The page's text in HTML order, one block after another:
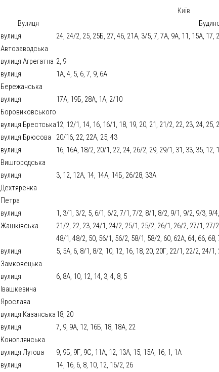
Київ
Вулиця
вулиця
Автозаводська
24, 24/2, 25, 25Б, 27, 46, 21А, 3/5, 7, 7А, 9А, 11, 15А, 17,
вулиця Агрегатна 2, 9
вулиця
Бережанська
1А, 4, 5, 6, 7, 9, 6А
вулиця
Боровиковського
17А, 19Б, 28А, 1А, 2/10
вулиця Брестська12, 12/1, 14, 16, 16/1, 18, 19, 20, 21, 21/2, 22, 23, 24,
вулиця Брюсова
20/16, 22, 22А, 25, 43
вулиця
Вишгородська
16, 16А, 18/2, 20/1, 22, 24, 26/2, 29, 29/1, 31, 33, 35, 12,
вулиця
Дехтяренка
Петра
3, 12, 12А, 14, 14А, 14Б, 26/28, 33А
вулиця
Жашківська
1, 3/1, 3/2, 5, 6/1, 6/2, 7/1, 7/2, 8/1, 8/2, 9/1, 9/2, 9/3, 9/
21/2, 22, 23, 24/1, 24/2, 25/1, 25/2, 26/1, 26/2, 27/1, 27/
48/1, 48/2, 50, 56/1, 56/2, 58/1, 58/2, 60, 62А, 64, 66, 68,
вулиця
Замковецька
5, 5А, 6, 8/1, 8/2, 10, 12, 16, 18, 20, 20Г, 22/1, 22/2, 24/
вулиця
Івашкевича
Ярослава
6, 8А, 10, 12, 14, 3, 4, 8, 5
вулиця Казанська18, 20
вулиця
Коноплянська
7, 9, 9А, 12, 16Б, 18, 18А, 22
вулиця Лугова
9, 9Б, 9Г, 9С, 11А, 12, 13А, 15, 15А, 16, 1, 1А
вулиця
14, 16, 6, 8, 10, 12, 16/2, 26